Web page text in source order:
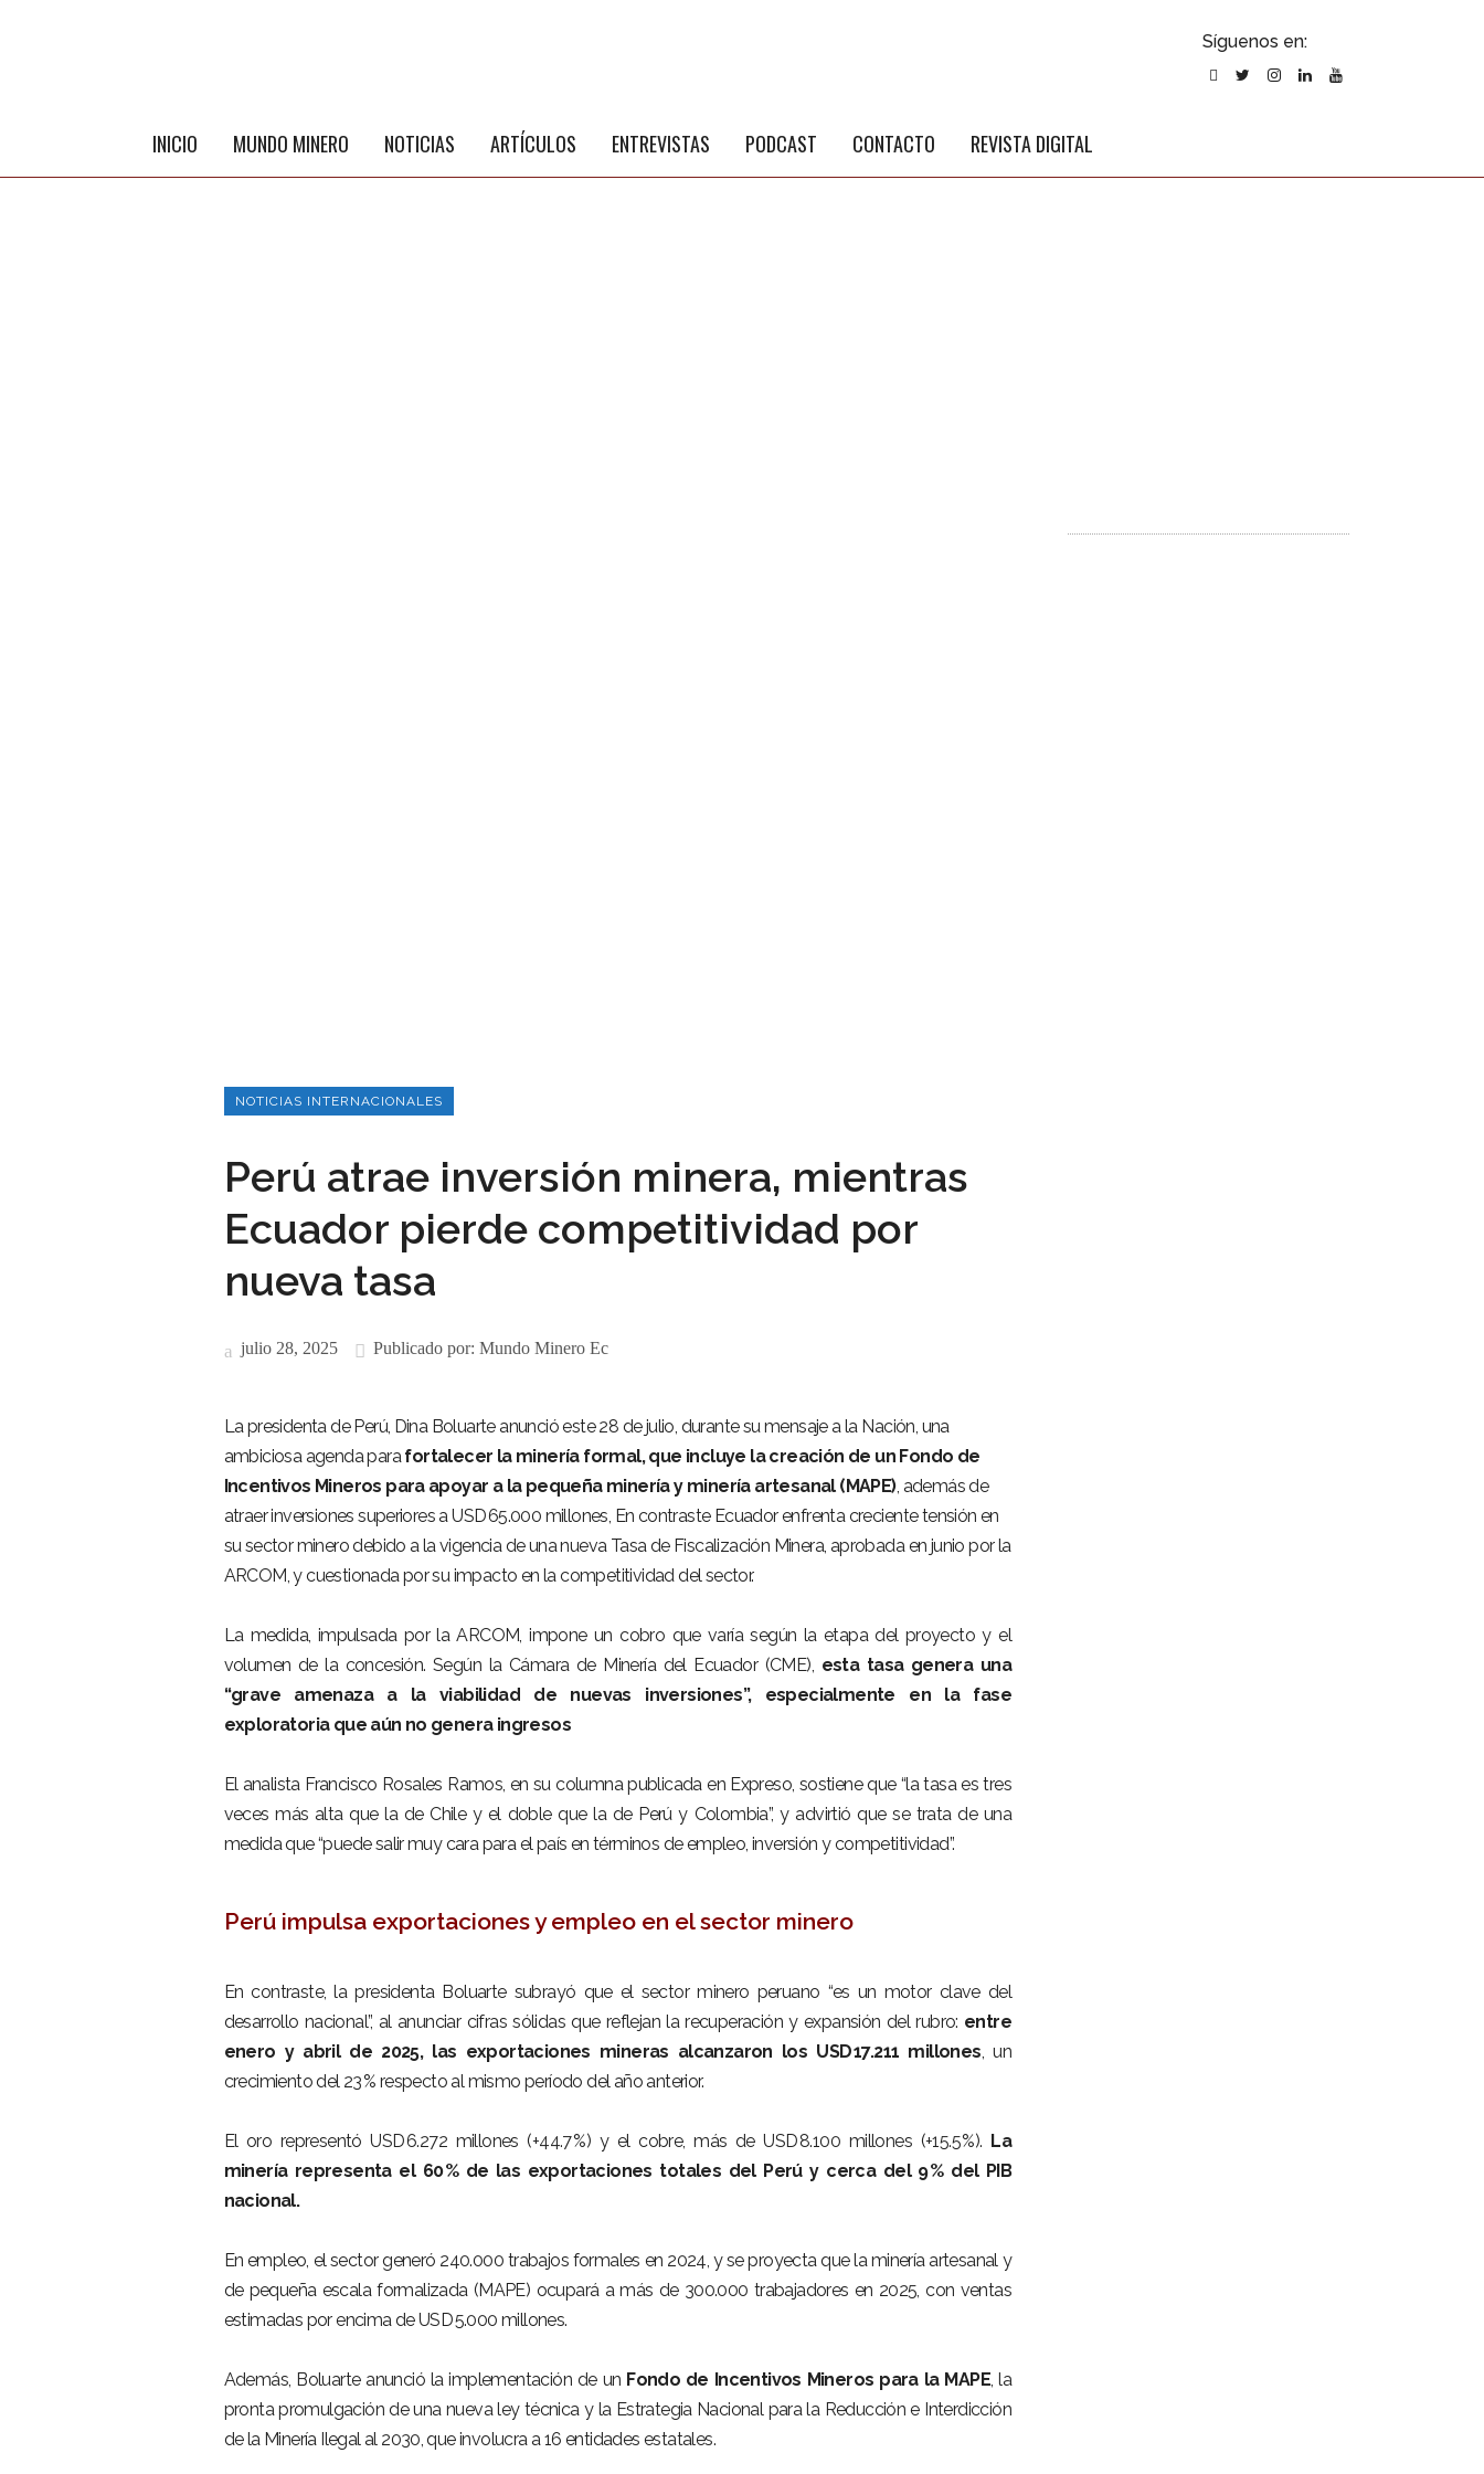
Síguenos en:
INICIO MUNDO MINERO NOTICIAS ARTÍCULOS ENTREVISTAS PODCAST CONTACTO REVISTA DIGITAL
NOTICIAS INTERNACIONALES
Perú atrae inversión minera, mientras
Ecuador pierde competitividad por
nueva tasa
julio 28, 2025 Publicado por: Mundo Minero Ec
La presidenta de Perú, Dina Boluarte anunció este 28 de julio, durante su mensaje a la Nación, una
ambiciosa agenda parafortalecer la minería formal, que incluye la creación de un Fondo de
Incentivos Mineros para apoyar a la pequeña minería y minería artesanal (MAPE), además de
atraer inversiones superiores a USD 65.000 millones, En contraste Ecuador enfrenta creciente tensión en
su sector minero debido a la vigencia de una nueva Tasa de Fiscalización Minera, aprobada en junio por la
ARCOM, y cuestionada por su impacto en la competitividad del sector.
La medida, impulsada por la ARCOM, impone un cobro que varía según la etapa del proyecto y el
volumen de la concesión. Según la Cámara de Minería del Ecuador (CME), esta tasa genera una
“grave amenaza a la viabilidad de nuevas inversiones”, especialmente en la fase
exploratoria que aún no genera ingresos
El analista Francisco Rosales Ramos, en su columna publicada en Expreso, sostiene que “la tasa es tres
veces más alta que la de Chile y el doble que la de Perú y Colombia”, y advirtió que se trata de una
medida que “puede salir muy cara para el país en términos de empleo, inversión y competitividad”.
Perú impulsa exportaciones y empleo en el sector minero
En contraste, la presidenta Boluarte subrayó que el sector minero peruano “es un motor clave del
desarrollo nacional”, al anunciar cifras sólidas que reflejan la recuperación y expansión del rubro: entre
enero y abril de 2025, las exportaciones mineras alcanzaron los USD 17.211 millones, un
crecimiento del 23 % respecto al mismo período del año anterior.
El oro representó USD 6.272 millones (+44.7 %) y el cobre, más de USD 8.100 millones (+15.5 %). La
minería representa el 60 % de las exportaciones totales del Perú y cerca del 9 % del PIB
nacional.
En empleo, el sector generó 240.000 trabajos formales en 2024, y se proyecta que la minería artesanal y
de pequeña escala formalizada (MAPE) ocupará a más de 300.000 trabajadores en 2025, con ventas
estimadas por encima de USD 5.000 millones.
Además, Boluarte anunció la implementación de un Fondo de Incentivos Mineros para la MAPE, la
pronta promulgación de una nueva ley técnica y la Estrategia Nacional para la Reducción e Interdicción
de la Minería Ilegal al 2030, que involucra a 16 entidades estatales.